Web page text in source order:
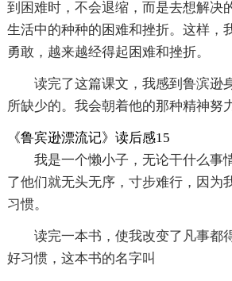
到困难时，不会退缩，而是去想解决
生活中的种种的困难和挫折。这样，
勇敢，越来越经得起困难和挫折。
读完了这篇课文，我感到鲁滨逊
所缺少的。我会朝着他的那种精神努
《鲁宾逊漂流记》读后感15
我是一个懒小子，无论干什么事
了他们就无头无序，寸步难行，因为
习惯。
读完一本书，使我改变了凡事都
好习惯，这本书的名字叫